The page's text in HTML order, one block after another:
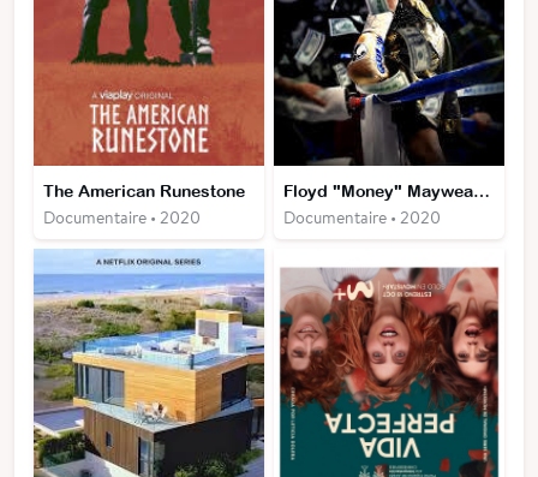
The American Runestone
Documentaire • 2020
Floyd "Money" Mayweather
Documentaire • 2020